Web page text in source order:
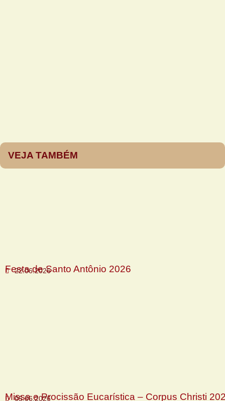
VEJA TAMBÉM
Festa de Santo Antônio 2026
22.06.2026
Missa e Procissão Eucarística – Corpus Christi
05.06.2026